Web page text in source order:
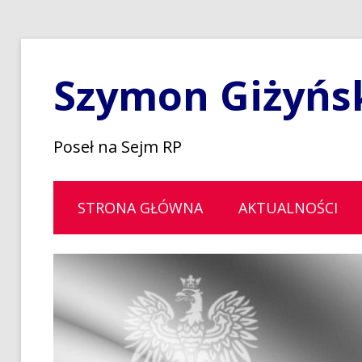
Szymon
Poseł na Sejm RP
STRONA GŁÓWNA AKTUALNOŚCI